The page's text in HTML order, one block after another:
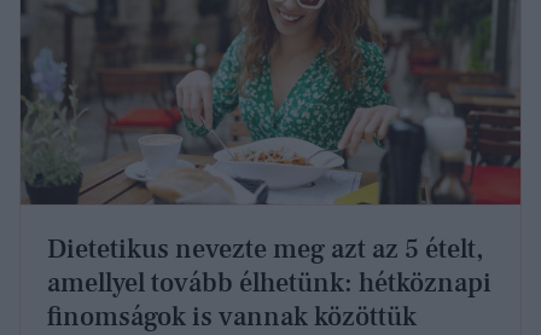
Dietetikus nevezte meg azt az 5 ételt,
amellyel tovább élhetünk: hétköznapi
finomságok is vannak közöttük